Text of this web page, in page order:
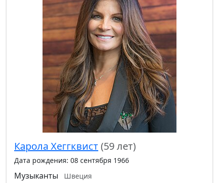
Карола Хеггквист (59 лет)
Дата рождения: 08 сентября 1966
Музыканты
Швеция